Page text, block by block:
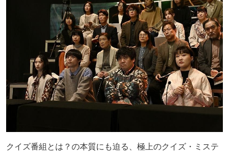
クイズ番組とは？の本質にも迫る、極上のクイズ・ミステ